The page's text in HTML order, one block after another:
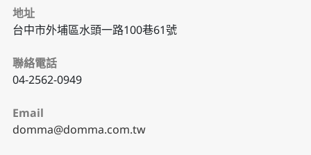
地址
台中市外埔區水頭一路100巷61號
聯絡電話
04-2562-0949
Email
domma@domma.com.tw